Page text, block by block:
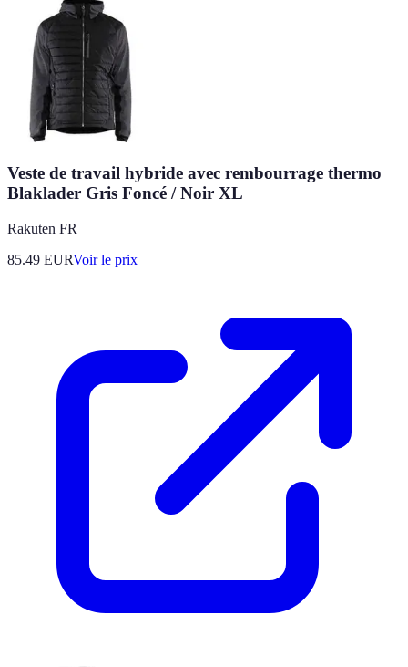
Veste de travail hybride avec rembourrage thermo
Blaklader Gris Foncé / Noir XL
Rakuten FR
85.49 EURVoir le prix